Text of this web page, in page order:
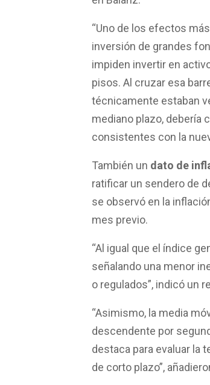
“Uno de los efectos
inversión de grandes
impiden invertir en
pisos. Al cruzar esa
técnicamente estaban
mediano plazo, debería
consistentes con la
También un dato de
ratificar un sendero de
se observó en la
mes previo.
“Al igual que el índice
señalando una menor
o regulados”, indicó un
“Asimismo, la media
descendente por
destaca para evaluar la
de corto plazo”,